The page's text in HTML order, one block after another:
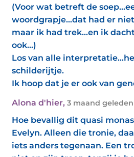
(Voor wat betreft de
woordgrapje…dat had er
maar ik had trek…en ik
ook…)
Los van alle
schilderijtje.
Ik hoop dat je er ook van
Alona d'hier, 3 maand geleden
Hoe bevallig dit quasi
Evelyn. Alleen die tronie,
iets anders tegenaan. Een